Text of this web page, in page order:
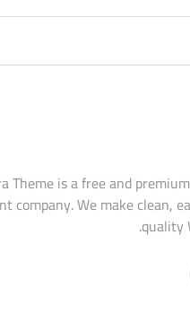
Theme is a free and
company. We make clean,
quality